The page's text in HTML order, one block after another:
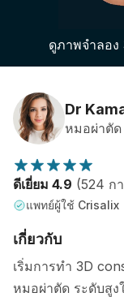
แพลตฟอร์มธุรกิ
แผน
ความคิดเห็นขอ
ดูภาพจำลอ
Dr
หมอผ่าตัด
ดีเยี่ยม 4.9 (524 ก
แพทย์ผู้ใช้ Crisalix
เกี่ยวกับ
เริ่มการทำ 3D
หมอผ่าตัด ระดับสูง